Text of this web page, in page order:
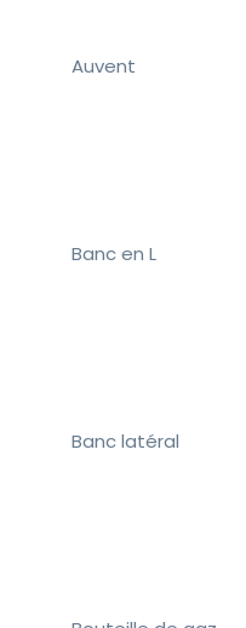
Auvent
Banc en L
Banc latéral